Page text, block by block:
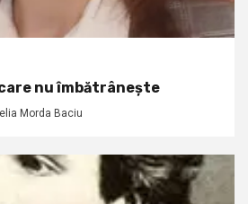
nu îmbătrânește
Morda Baciu